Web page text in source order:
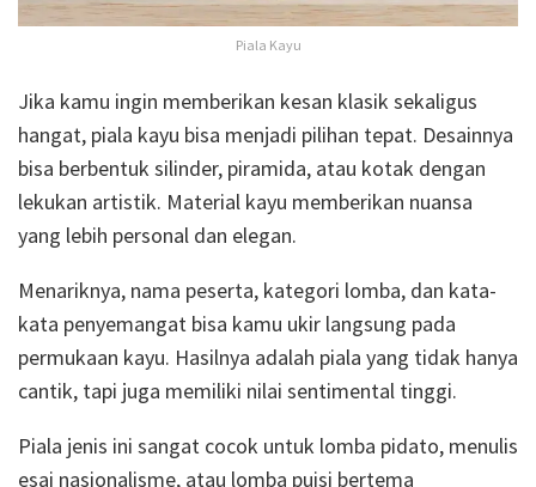
Piala Kayu
Jika kamu ingin memberikan kesan klasik sekaligus
hangat, piala kayu bisa menjadi pilihan tepat. Desainnya
bisa berbentuk silinder, piramida, atau kotak dengan
lekukan artistik. Material kayu memberikan nuansa
yang lebih personal dan elegan.
Menariknya, nama peserta, kategori lomba, dan kata-
kata penyemangat bisa kamu ukir langsung pada
permukaan kayu. Hasilnya adalah piala yang tidak hanya
cantik, tapi juga memiliki nilai sentimental tinggi.
Piala jenis ini sangat cocok untuk lomba pidato, menulis
esai nasionalisme, atau lomba puisi bertema